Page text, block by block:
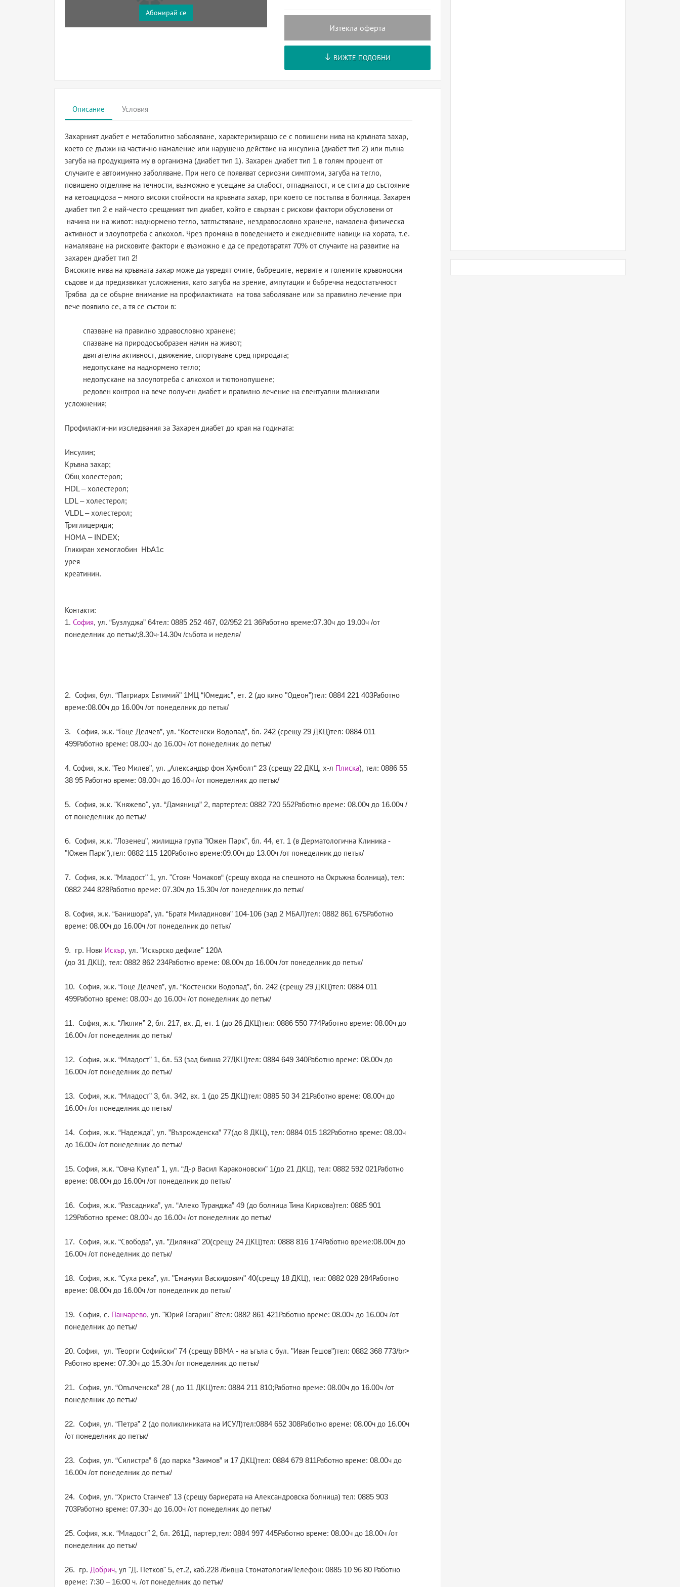
Абонирай се
Изтекла оферта
ВИЖТЕ ПОДОБНИ
Описание Условия
Захарният диабет е метаболитно заболяване, характеризиращо се с повишени нива на кръвната захар,
което се дължи на частично намаление или нарушено действие на инсулина (диабет тип 2) или пълна
загуба на продукцията му в организма (диабет тип 1). Захарен диабет тип 1 в голям процент от
случаите е автоимунно заболяване. При него се появяват сериозни симптоми, загуба на тегло,
повишено отделяне на течности, възможно е усещане за слабост, отпадналост, и се стига до състояние
на кетоацидоза – много високи стойности на кръвната захар, при което се постъпва в болница. Захарен
диабет тип 2 е най-често срещаният тип диабет, който е свързан с рискови фактори обусловени от
начина ни на живот: наднормено тегло, затлъстяване, нездравословно хранене, намалена физическа
активност и злоупотреба с алкохол. Чрез промяна в поведението и ежедневните навици на хората, т.е.
намаляване на рисковите фактори е възможно е да се предотвратят 70% от случаите на развитие на
захарен диабет тип 2!
Високите нива на кръвната захар може да увредят очите, бъбреците, нервите и големите кръвоносни
съдове и да предизвикат усложнения, като загуба на зрение, ампутации и бъбречна недостатъчност
Трябва да се обърне внимание на профилактиката на това заболяване или за правилно лечение при
вече появило се, а тя се състои в:
спазване на правилно здравословно хранене;
спазване на природосъобразен начин на живот;
двигателна активност, движение, спортуване сред природата;
недопускане на наднормено тегло;
недопускане на злоупотреба с алкохол и тютюнопушене;
редовен контрол на вече получен диабет и правилно лечение на евентуални възникнали
усложнения;
Профилактични изследвания за Захарен диабет до края на годината:
Инсулин;
Кръвна захар;
Общ холестерол;
HDL – холестерол;
LDL – холестерол;
VLDL – холестерол;
Триглицериди;
HОМА – INDEX;
Гликиран хемоглобин HbA1c
урея
креатинин.
Контакти:
1. София, ул. “Бузлуджа” 64тел: 0885 252 467, 02/952 21 36Работно време:07.30ч до 19.00ч /от
понеделник до петък/;8.30ч-14.30ч /събота и неделя/
2. София, бул. “Патриарх Евтимий" 1МЦ “Юмедис”, ет. 2 (до кино "Одеон")тел: 0884 221 403Работно
време:08.00ч до 16.00ч /от понеделник до петък/
3. София, ж.к. “Гоце Делчев”, ул. “Костенски Водопад”, бл. 242 (срещу 29 ДКЦ)тел: 0884 011
499Работно време: 08.00ч до 16.00ч /от понеделник до петък/
4. София, ж.к. "Гео Милев", ул. „Александър фон Хумболт“ 23 (срещу 22 ДКЦ, х-л Плиска), тел: 0886 55
38 95 Работно време: 08.00ч до 16.00ч /от понеделник до петък/
5. София, ж.к. "Княжево", ул. “Дамяница” 2, партертел: 0882 720 552Работно време: 08.00ч до 16.00ч /
от понеделник до петък/
6. София, ж.к. "Лозенец", жилищна група "Южен Парк", бл. 44, ет. 1 (в Дерматологична Клиника -
"Южен Парк"),тел: 0882 115 120Работно време:09.00ч до 13.00ч /от понеделник до петък/
7. София, ж.к. "Младост" 1, ул. "Стоян Чомаков“ (срещу входа на спешното на Окръжна болница), тел:
0882 244 828Работно време: 07.30ч до 15.30ч /от понеделник до петък/
8. София, ж.к. “Банишора”, ул. “Братя Миладинови” 104-106 (зад 2 МБАЛ)тел: 0882 861 675Работно
време: 08.00ч до 16.00ч /от понеделник до петък/
9. гр. Нови Искър, ул. "Искърско дефиле" 120А
(до 31 ДКЦ), тел: 0882 862 234Работно време: 08.00ч до 16.00ч /от понеделник до петък/
10. София, ж.к. “Гоце Делчев”, ул. “Костенски Водопад”, бл. 242 (срещу 29 ДКЦ)тел: 0884 011
499Работно време: 08.00ч до 16.00ч /от понеделник до петък/
11. София, ж.к. “Люлин” 2, бл. 217, вх. Д, ет. 1 (до 26 ДКЦ)тел: 0886 550 774Работно време: 08.00ч до
16.00ч /от понеделник до петък/
12. София, ж.к. “Младост” 1, бл. 53 (зад бивша 27ДКЦ)тел: 0884 649 340Работно време: 08.00ч до
16.00ч /от понеделник до петък/
13. София, ж.к. “Младост” 3, бл. 342, вх. 1 (до 25 ДКЦ)тел: 0885 50 34 21Работно време: 08.00ч до
16.00ч /от понеделник до петък/
14. София, ж.к. “Надежда”, ул. ”Възрожденска” 77(до 8 ДКЦ), тел: 0884 015 182Работно време: 08.00ч
до 16.00ч /от понеделник до петък/
15. София, ж.к. “Овча Купел″ 1, ул. “Д-р Васил Караконовски” 1(до 21 ДКЦ), тел: 0882 592 021Работно
време: 08.00ч до 16.00ч /от понеделник до петък/
16. София, ж.к. “Разсадника”, ул. “Алеко Туранджа” 49 (до болница Тина Киркова)тел: 0885 901
129Работно време: 08.00ч до 16.00ч /от понеделник до петък/
17. София, ж.к. “Свобода”, ул. ”Дилянка” 20(срещу 24 ДКЦ)тел: 0888 816 174Работно време:08.00ч до
16.00ч /от понеделник до петък/
18. София, ж.к. “Суха река”, ул. "Емануил Васкидович" 40(срещу 18 ДКЦ), тел: 0882 028 284Работно
време: 08.00ч до 16.00ч /от понеделник до петък/
19. София, с. Панчарево, ул. "Юрий Гагарин" 8тел: 0882 861 421Работно време: 08.00ч до 16.00ч /от
понеделник до петък/
20. София, ул. "Георги Софийски" 74 (срещу ВВМА - на ъгъла с бул. "Иван Гешов")тел: 0882 368 773/br>
Работно време: 07.30ч до 15.30ч /от понеделник до петък/
21. София, ул. “Опълченска” 28 ( до 11 ДКЦ)тел: 0884 211 810;Работно време: 08.00ч до 16.00ч /от
понеделник до петък/
22. София, ул. “Петра” 2 (до поликлиниката на ИСУЛ)тел:0884 652 308Работно време: 08.00ч до 16.00ч
/от понеделник до петък/
23. София, ул. “Силистра” 6 (до парка “Заимов” и 17 ДКЦ)тел: 0884 679 811Работно време: 08.00ч до
16.00ч /от понеделник до петък/
24. София, ул. “Христо Станчев” 13 (срещу бариерата на Александровска болница) тел: 0885 903
703Работно време: 07.30ч до 16.00ч /от понеделник до петък/
25. София, ж.к. “Младост″ 2, бл. 261Д, партер,тел: 0884 997 445Работно време: 08.00ч до 18.00ч /от
понеделник до петък/
26. гр. Добрич, ул "Д. Петков" 5, ет.2, каб.228 /бивша Стоматология/Телефон: 0885 10 96 80 Работно
време: 7:30 – 16:00 ч. /от понеделник до петък/